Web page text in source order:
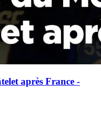
après France -